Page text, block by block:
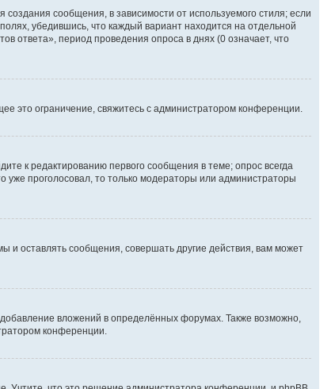
сообщения, в зависимости от используемого стиля; если
убедившись, что каждый вариант находится на отдельной
ответа», период проведения опроса в днях (0 означает, что
это ограничение, свяжитесь с администратором конференции.
к редактированию первого сообщения в теме; опрос всегда
уже проголосовал, то только модераторы или администраторы
и оставлять сообщения, совершать другие действия, вам может
вложений в определённых форумах. Также возможно,
конференции.